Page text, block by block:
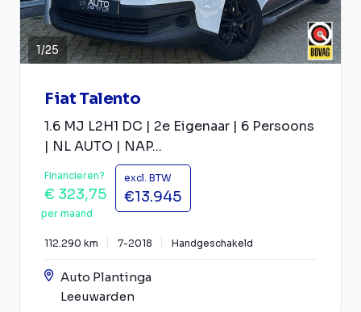
1/25
Fiat Talento
1.6 MJ L2H1 DC | 2e Eigenaar | 6 Persoons
| NL AUTO | NAP...
Financieren?
€ 323,75
per maand
excl. BTW
€13.945
112.290 km 7-2018 Handgeschakeld
Auto Plantinga
Leeuwarden